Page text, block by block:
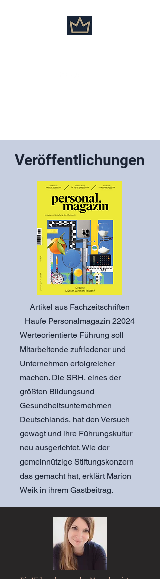
Veröffentlichungen
Artikel aus Fachzeitschriften
Haufe Personalmagazin 22024
Werteorientierte Führung soll
Mitarbeitende zufriedener und
Unternehmen erfolgreicher
machen. Die SRH, eines der
größten Bildungsund
Gesundheitsunternehmen
Deutschlands, hat den Versuch
gewagt und ihre Führungskultur
neu ausgerichtet. Wie der
gemeinnützige Stiftungskonzern
das gemacht hat, erklärt Marion
Weik in ihrem Gastbeitrag.